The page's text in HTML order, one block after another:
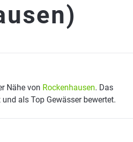
Nähe von Rockenhausen. Das
als Top Gewässer bewertet.